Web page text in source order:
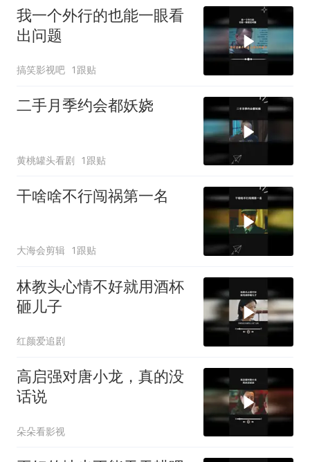
我一个外行的也能一眼看
出问题
搞笑影视吧 1跟贴
二手月季约会都妖娆
黄桃罐头看剧 1跟贴
干啥啥不行闯祸第一名
大海会剪辑 1跟贴
林教头心情不好就用酒杯
砸儿子
红颜爱追剧
高启强对唐小龙，真的没
话说
朵朵看影视